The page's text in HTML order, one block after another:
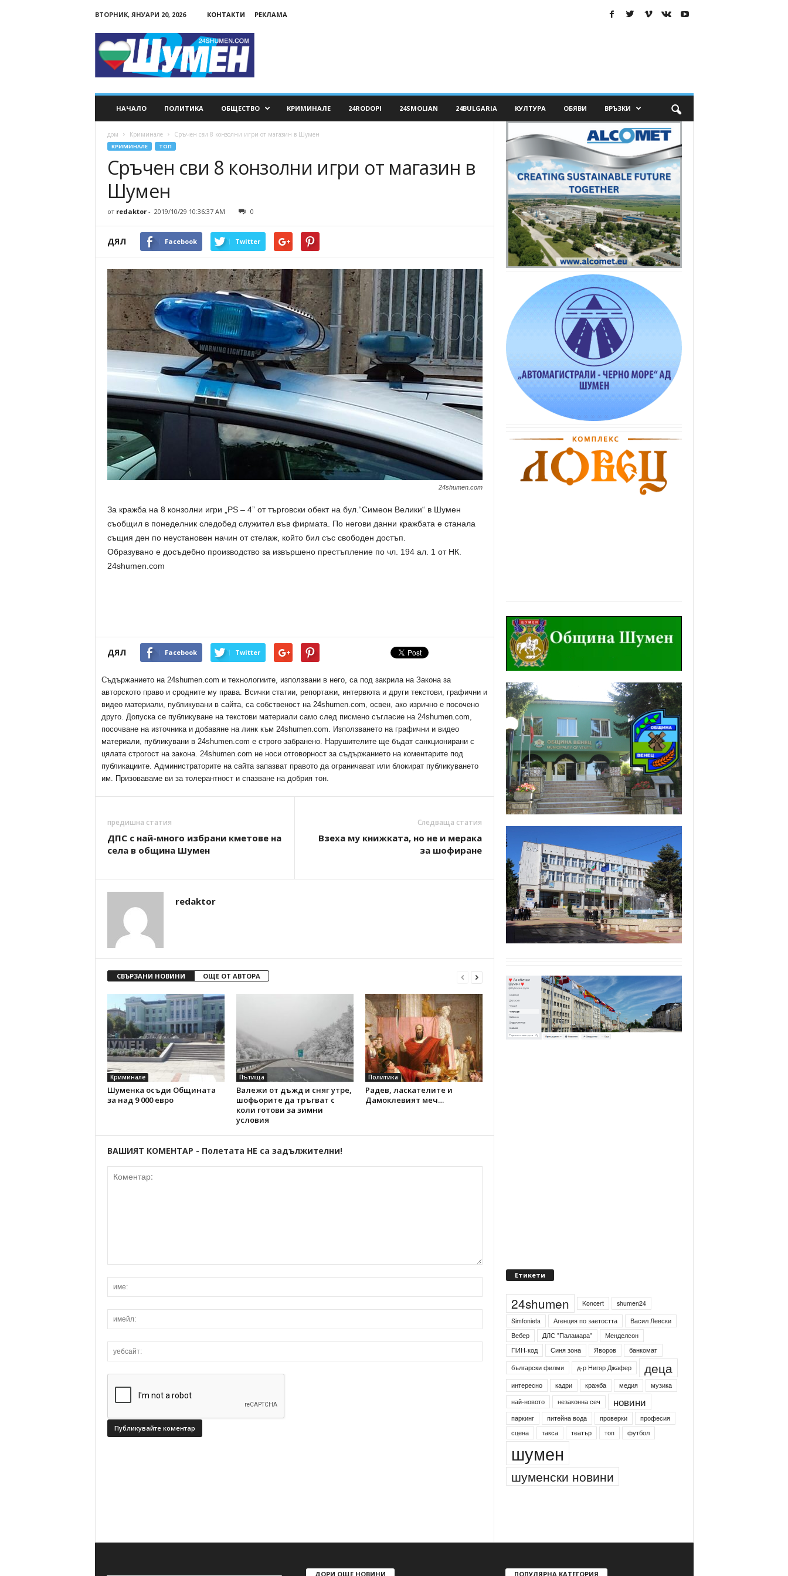
ВТОРНИК, ЯНУАРИ 20, 2026 КОНТАКТИ РЕКЛАМА
НАЧАЛО ПОЛИТИКА ОБЩЕСТВО КРИМИНАЛЕ 24RODOPI 24SMOLIAN 24BULGARIA КУЛТУРА ОБЯВИ ВРЪЗКИ
дом Криминале Сръчен сви 8 конзолни игри от магазин в Шумен
КРИМИНАЛЕ ТОП
Сръчен сви 8 конзолни игри от магазин в
Шумен
от redaktor- 2019/10/29 10:36:37 AM 0
ДЯЛ Facebook Twitter
24shumen.com
За кражба на 8 конзолни игри „PS – 4” от търговски обект на бул.“Симеон Велики“ в Шумен
съобщил в понеделник следобед служител във фирмата. По негови данни кражбата е станала
същия ден по неустановен начин от стелаж, който бил със свободен достъп.
Образувано е досъдебно производство за извършено престъпление по чл. 194 ал. 1 от НК.
24shumen.com
ДЯЛ Facebook Twitter
Съдържанието на 24shumen.com и технологиите, използвани в него, са под закрила на Закона за
авторското право и сродните му права. Всички статии, репортажи, интервюта и други текстови, графични и
видео материали, публикувани в сайта, са собственост на 24shumen.com, освен, ако изрично е посочено
друго. Допуска се публикуване на текстови материали само след писмено съгласие на 24shumen.com,
посочване на източника и добавяне на линк към 24shumen.com. Използването на графични и видео
материали, публикувани в 24shumen.com е строго забранено. Нарушителите ще бъдат санкционирани с
цялата строгост на закона. 24shumen.com не носи отговорност за съдържанието на коментарите под
публикациите. Администраторите на сайта запазват правото да ограничават или блокират публикуването
им. Призоваваме ви за толерантност и спазване на добрия тон.
предишна статия
ДПС с най-много избрани кметове на
села в община Шумен
Следваща статия
Взеха му книжката, но не и мерака
за шофиране
redaktor
СВЪРЗАНИ НОВИНИ ОЩЕ ОТ АВТОРА
Криминале
Шуменка осъди Общината
за над 9 000 евро
Пътища
Валежи от дъжд и сняг утре,
шофьорите да тръгват с
коли готови за зимни
условия
Политика
Радев, ласкателите и
Дамоклевият меч…
ВАШИЯТ КОМЕНТАР - Полетата НЕ са задължителни!
Етикети
24shumen Koncert
shumen24
Simfonieta
Агенция по заетостта
Васил Левски
Вебер
ДЛС "Паламара"
Менделсон
ПИН-код
Синя зона Яворов
банкомат
български филми
д-р Нигяр Джафер деца
интересно кадри кражба медия
музика
най-новото
незаконна сеч новини
паркинг питейна вода проверки
професия
сцена
такса театър топ футбол
шумен
шуменски новини
ДОРИ ОЩЕ НОВИНИ ПОПУЛЯРНА КАТЕГОРИЯ